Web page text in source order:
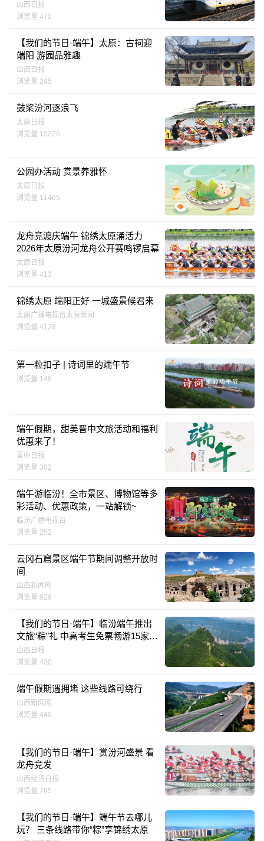
山西日报
浏览量 471
【我们的节日·端午】太原：古祠迎
端阳 游园品雅趣
山西日报
浏览量 245
鼓桨汾河逐浪飞
太原日报
浏览量 10226
公园办活动 赏景养雅怀
太原日报
浏览量 11465
龙舟竞渡庆端午 锦绣太原涌活力
2026年太原汾河龙舟公开赛鸣锣启幕
太原日报
浏览量 413
锦绣太原 端阳正好 一城盛景候君来
太原广播电视台太原新闻
浏览量 4128
第一粒扣子 | 诗词里的端午节
浏览量 148
端午假期，甜美晋中文旅活动和福利
优惠来了！
晋中日报
浏览量 302
端午游临汾！全市景区、博物馆等多
彩活动、优惠政策，一站解锁~
临汾广播电视台
浏览量 252
云冈石窟景区端午节期间调整开放时
间
山西新闻网
浏览量 929
【我们的节日·端午】临汾端午推出
文旅“粽”礼 中高考生免票畅游15家景
区
山西日报
浏览量 430
端午假期遇拥堵 这些线路可绕行
山西新闻网
浏览量 440
【我们的节日·端午】赏汾河盛景 看
龙舟竞发
山西经济日报
浏览量 765
【我们的节日·端午】端午节去哪儿
玩？ 三条线路带你“粽”享锦绣太原